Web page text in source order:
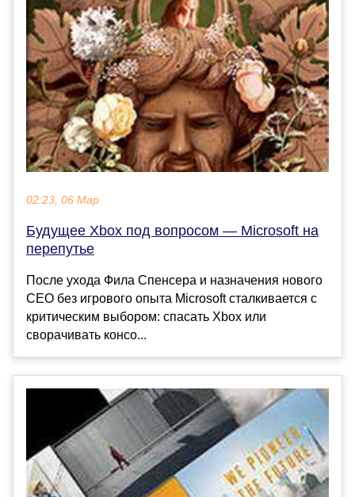
02:23, 06 Мар
Будущее Xbox под вопросом — Microsoft на
перепутье
После ухода Фила Спенсера и назначения нового
CEO без игрового опыта Microsoft сталкивается с
критическим выбором: спасать Xbox или
сворачивать консо...